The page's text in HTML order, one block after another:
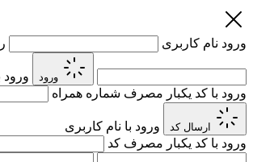
ورود نام کاربری
ورود
ورود
ورود با کد یکبار مصرف شماره همراه
ارسال کد
ورود با نام کاربری
ورود با کد یکبار مصرف کد